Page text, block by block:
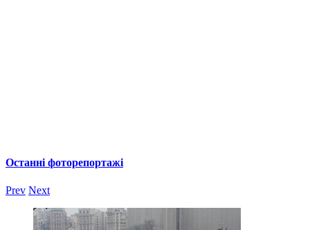
Останні фоторепортажі
Prev Next